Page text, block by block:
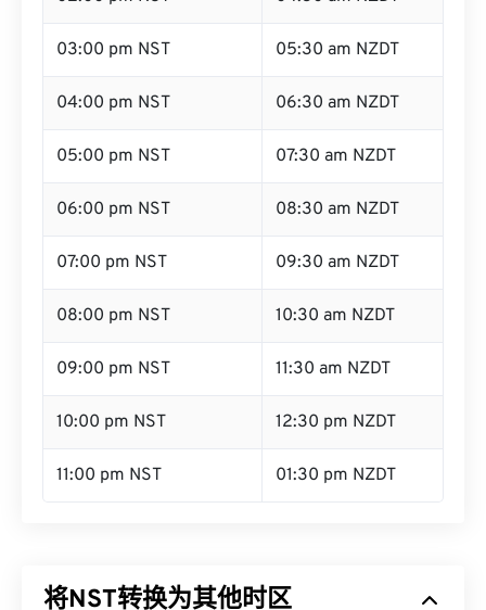
03:00 pm NST 05:30 am NZDT
04:00 pm NST 06:30 am NZDT
05:00 pm NST 07:30 am NZDT
06:00 pm NST 08:30 am NZDT
07:00 pm NST 09:30 am NZDT
08:00 pm NST 10:30 am NZDT
09:00 pm NST 11:30 am NZDT
10:00 pm NST 12:30 pm NZDT
11:00 pm NST 01:30 pm NZDT
将NST转换为其他时区